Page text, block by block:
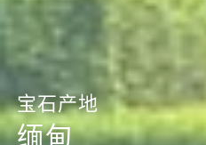
宝石产地
缅甸